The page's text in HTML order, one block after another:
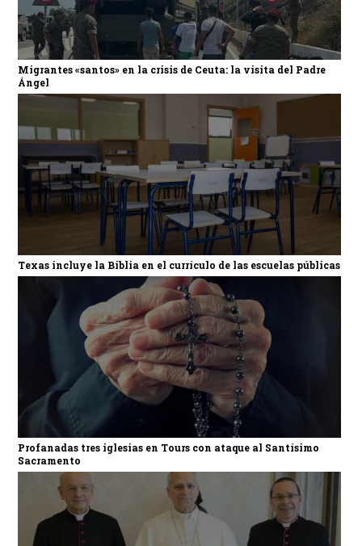
Migrantes «santos» en la crisis de Ceuta: la visita del Padre
Ángel
Texas incluye la Biblia en el currículo de las escuelas públicas
Profanadas tres iglesias en Tours con ataque al Santísimo
Sacramento